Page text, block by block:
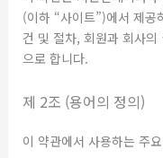
(이하 “사이트”)에서 제공
건 및 절차, 회원과 회사
으로 합니다.
제 2조 (용어의 정의)
이 약관에서 사용하는 주